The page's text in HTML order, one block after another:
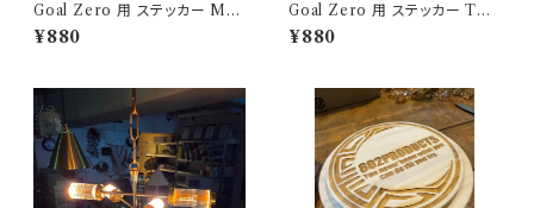
Goal Zero 用 ステッカー MO
USOUASOBI アウトドアモン
スター ODM
¥880
Goal Zero 用 ステッカー TRI
BALSUN アウトドアモンスター
ODM
¥880